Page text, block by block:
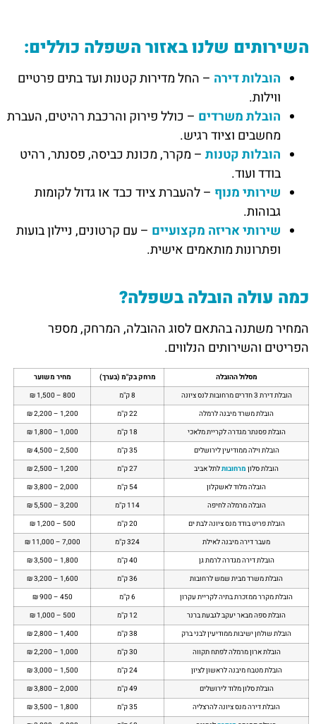
השירותים שלנו באזור השפלה כוללים:
הובלות דירה – החל מדירות קטנות ועד בתים פרטיים
ווילות.
הובלת משרדים – כולל פירוק והרכבת רהיטים, העברת
מחשבים וציוד רגיש.
הובלות קטנות – מקרר, מכונת כביסה, פסנתר, רהיט
בודד ועוד.
שירותי מנוף – להעברת ציוד כבד או גדול לקומות
גבוהות.
שירותי אריזה מקצועיים – עם קרטונים, ניילון בועות
ופתרונות מותאמים אישית.
כמה עולה הובלה בשפלה?
המחיר משתנה בהתאם לסוג ההובלה, המרחק, מספר
הפריטים והשירותים הנלווים.
מסלול ההובלה מרחק בק"מ (בערך)
מחיר משוער
הובלת דירת 3 חדרים מרחובות לנס ציונה
8 ק"מ
800 – 1,500 ₪
הובלת משרד מיבנה לרמלה
22 ק"מ
1,200 – 2,200 ₪
הובלת פסנתר מגדרה לקריית מלאכי
18 ק"מ
1,000 – 1,800 ₪
הובלת וילה ממודיעין לירושלים
35 ק"מ
2,500 – 4,500 ₪
הובלת סלון מרחובותלתל אביב 27 ק"מ
1,200 – 2,500 ₪
הובלה מלוד לאשקלון
54 ק"מ
2,000 – 3,800 ₪
הובלה מרמלה לחיפה
114 ק"מ
3,200 – 5,500 ₪
הובלת פריט בודד מנס ציונה לבת ים
20 ק"מ
500 – 1,200 ₪
מעבר דירה מיבנה לאילת
324 ק"מ
7,000 – 11,000 ₪
הובלת דירה מגדרה לרמת גן
40 ק"מ
1,800 – 3,500 ₪
הובלת משרד מבית שמש לרחובות
36 ק"מ
1,600 – 3,200 ₪
הובלת מקרר ממזכרת בתיה לקריית עקרון
6 ק"מ
450 – 900 ₪
הובלת ספה מבאר יעקב לגבעת ברנר
12 ק"מ
500 – 1,000 ₪
הובלת שולחן ישיבות ממודיעין לבני ברק
38 ק"מ
1,400 – 2,800 ₪
הובלת ארון מרמלה לפתח תקווה
30 ק"מ
1,000 – 2,200 ₪
הובלת מטבח מיבנה לראשון לציון
24 ק"מ
1,500 – 3,000 ₪
הובלת סלון מלוד לירושלים
49 ק"מ
2,000 – 3,800 ₪
הובלת דירה מנס ציונה להרצליה
35 ק"מ
1,800 – 3,500 ₪